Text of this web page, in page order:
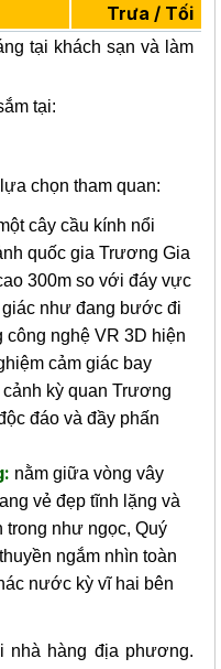
Trưa / Tối
tại khách sạn và làm
tại:
chọn tham quan:
cây cầu kính nổi
quốc gia Trương Gia
300m so với đáy vực
như đang bước đi
công nghệ VR 3D hiện
cảm giác bay
kỳ quan Trương
đáo và đầy phấn
nằm giữa vòng vây
vẻ đẹp tĩnh lặng và
trong như ngọc, Quý
ngắm nhìn toàn
nước kỳ vĩ hai bên
nhà hàng địa phương.